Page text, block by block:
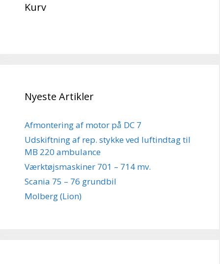
Kurv
Nyeste Artikler
Afmontering af motor på DC 7
Udskiftning af rep. stykke ved luftindtag til
MB 220 ambulance
Værktøjsmaskiner 701 – 714 mv.
Scania 75 – 76 grundbil
Molberg (Lion)